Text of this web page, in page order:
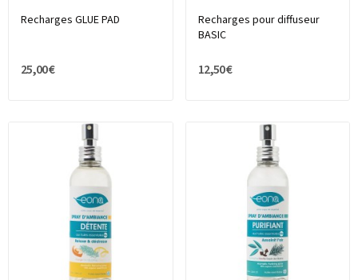
Recharges GLUE PAD
25,00 €
Recharges pour diffuseur
BASIC
12,50 €